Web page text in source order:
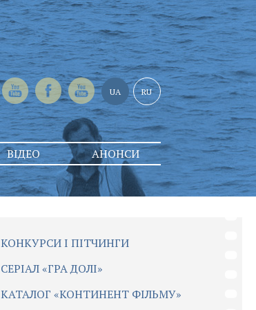
UA RU
ВІДЕО АНОНСИ
КОНКУРСИ І ПІТЧИНГИ
CЕРІАЛ «ГРА ДОЛІ»
КАТАЛОГ «КОНТИНЕНТ ФІЛЬМУ»